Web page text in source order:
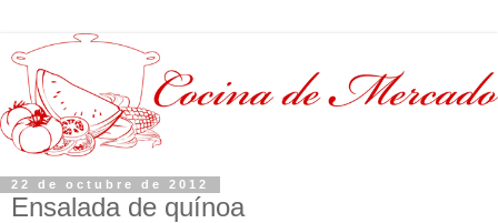
22 de octubre de 2012
Ensalada de quínoa